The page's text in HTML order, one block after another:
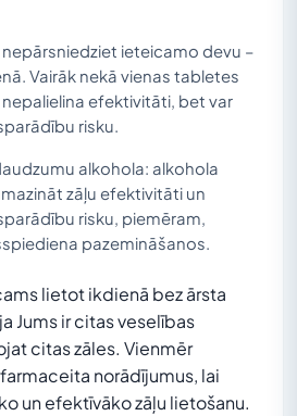
ieteicamo devu –
Vairāk nekā vienas tabletes
efektivitāti, bet var
risku.
alkohola: alkohola
zāļu efektivitāti un
risku, piemēram,
pazemināšanos.
lietot ikdienā bez ārsta
Jums ir citas veselības
citas zāles. Vienmēr
norādījumus, lai
un efektīvāko zāļu lietošanu.